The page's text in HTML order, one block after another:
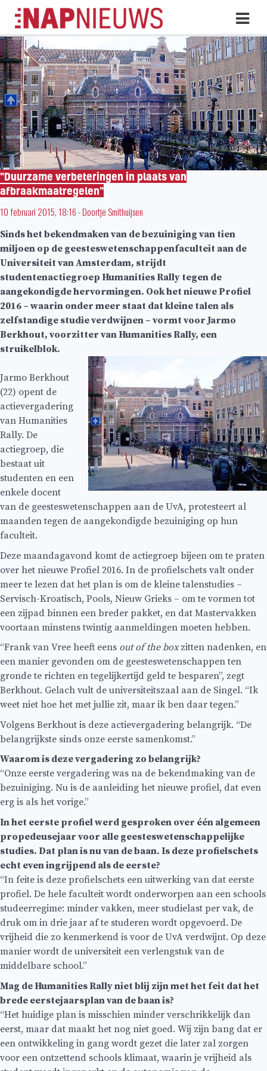
Skip
naar
inhoud
"Duurzame verbeteringen in plaats van
afbraakmaatregelen"
10 februari 2015, 18:16-Doortje Smithuijsen
Sinds het bekendmaken van de bezuiniging van tien
miljoen op de geesteswetenschappenfaculteit aan de
Universiteit van Amsterdam, strijdt
studentenactiegroep Humanities Rally tegen de
aangekondigde hervormingen. Ook het nieuwe Profiel
2016 – waarin onder meer staat dat kleine talen als
zelfstandige studie verdwijnen – vormt voor Jarmo
Berkhout, voorzitter van Humanities Rally, een
struikelblok.
Jarmo Berkhout
(22) opent de
actievergadering
van Humanities
Rally. De
actiegroep, die
bestaat uit
studenten en een
enkele docent
van de geesteswetenschappen aan de UvA, protesteert al
maanden tegen de aangekondigde bezuiniging op hun
faculteit.
Deze maandagavond komt de actiegroep bijeen om te praten
over het nieuwe Profiel 2016. In de profielschets valt onder
meer te lezen dat het plan is om de kleine talenstudies –
Servisch-Kroatisch, Pools, Nieuw Grieks – om te vormen tot
een zijpad binnen een breder pakket, en dat Mastervakken
voortaan minstens twintig aanmeldingen moeten hebben.
“Frank van Vree heeft eens out of the boxzitten nadenken, en
een manier gevonden om de geesteswetenschappen ten
gronde te richten en tegelijkertijd geld te besparen”, zegt
Berkhout. Gelach vult de universiteitszaal aan de Singel. “Ik
weet niet hoe het met jullie zit, maar ik ben daar tegen.”
Volgens Berkhout is deze actievergadering belangrijk. “De
belangrijkste sinds onze eerste samenkomst.”
Waarom is deze vergadering zo belangrijk?
“Onze eerste vergadering was na de bekendmaking van de
bezuiniging. Nu is de aanleiding het nieuwe profiel, dat even
erg is als het vorige.”
In het eerste profiel werd gesproken over één algemeen
propedeusejaar voor alle geesteswetenschappelijke
studies. Dat plan is nu van de baan. Is deze profielschets
echt even ingrijpend als de eerste?
“In feite is deze profielschets een uitwerking van dat eerste
profiel. De hele faculteit wordt onderworpen aan een schools
studeerregime: minder vakken, meer studielast per vak, de
druk om in drie jaar af te studeren wordt opgevoerd. De
vrijheid die zo kenmerkend is voor de UvA verdwijnt. Op deze
manier wordt de universiteit een verlengstuk van de
middelbare school.”
Mag de Humanities Rally niet blij zijn met het feit dat het
brede eerstejaarsplan van de baan is?
“Het huidige plan is misschien minder verschrikkelijk dan
eerst, maar dat maakt het nog niet goed. Wij zijn bang dat er
een ontwikkeling in gang wordt gezet die later zal zorgen
voor een ontzettend schools klimaat, waarin je vrijheid als